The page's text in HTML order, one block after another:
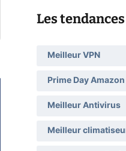
Les tendances
Meilleur VPN
Prime Day Amazon
Meilleur Antivirus
Meilleur